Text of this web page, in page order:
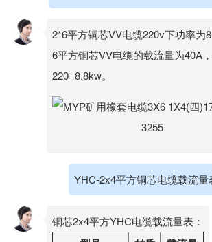
2*6平方铜芯VV电缆220v下功率为
6平方铜芯VV电缆的载流量为40A
220=8.8kw。
YHC-2x4平方铜芯电缆载流量
铜芯2x4平方YHC电缆载流量表：